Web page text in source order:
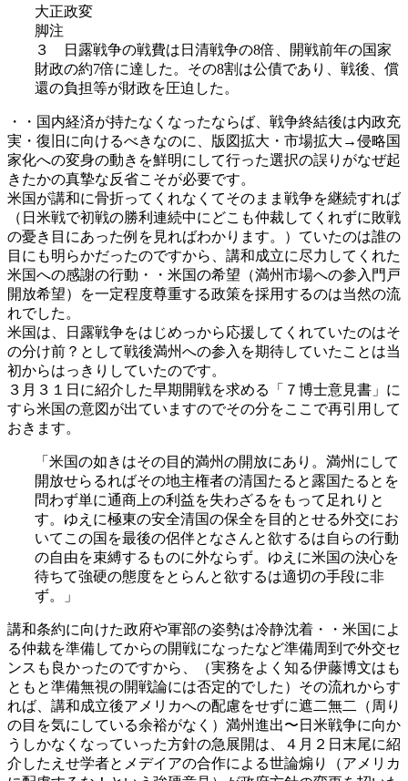
大正政変
脚注
３ 日露戦争の戦費は日清戦争の8倍、開戦前年の国家
財政の約7倍に達した。その8割は公債であり、戦後、償
還の負担等が財政を圧迫した。
・・国内経済が持たなくなったならば、戦争終結後は内政充
実・復旧に向けるべきなのに、版図拡大・市場拡大→侵略国
家化への変身の動きを鮮明にして行った選択の誤りがなぜ起
きたかの真摯な反省こそが必要です。
米国が講和に骨折ってくれなくてそのまま戦争を継続すれば
（日米戦で初戦の勝利連続中にどこも仲裁してくれずに敗戦
の憂き目にあった例を見ればわかります。）ていたのは誰の
目にも明らかだったのですから、講和成立に尽力してくれた
米国への感謝の行動・・米国の希望（満州市場への参入門戸
開放希望）を一定程度尊重する政策を採用するのは当然の流
れでした。
米国は、日露戦争をはじめっから応援してくれていたのはそ
の分け前？として戦後満州への参入を期待していたことは当
初からはっきりしていたのです。
３月３１日に紹介した早期開戦を求める「７博士意見書」に
すら米国の意図が出ていますのでその分をここで再引用して
おきます。
「米国の如きはその目的満州の開放にあり。満州にして
開放せらるればその地主権者の清国たると露国たるとを
問わず単に通商上の利益を失わざるをもって足れりと
す。ゆえに極東の安全清国の保全を目的とせる外交にお
いてこの国を最後の侶伴となさんと欲するは自らの行動
の自由を束縛するものに外ならず。ゆえに米国の決心を
待ちて強硬の態度をとらんと欲するは適切の手段に非
ず。」
講和条約に向けた政府や軍部の姿勢は冷静沈着・・米国によ
る仲裁を準備してからの開戦になったなど準備周到で外交セ
ンスも良かったのですから、（実務をよく知る伊藤博文はも
ともと準備無視の開戦論には否定的でした）その流れからす
れば、講和成立後アメリカへの配慮をせずに遮二無二（周り
の目を気にしている余裕がなく）満州進出〜日米戦争に向か
うしかなくなっていった方針の急展開は、４月２日末尾に紹
介したえせ学者とメデイアの合作による世論煽り（アメリカ